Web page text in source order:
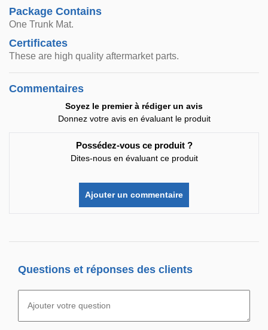
Package Contains
One Trunk Mat.
Certificates
These are high quality aftermarket parts.
Commentaires
Soyez le premier à rédiger un avis
Donnez votre avis en évaluant le produit
Possédez-vous ce produit ?
Dites-nous en évaluant ce produit
Ajouter un commentaire
Questions et réponses des clients